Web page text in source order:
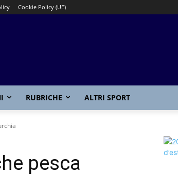
Cookie Policy (UE)
RUBRICHE ALTRI SPORT
pesca